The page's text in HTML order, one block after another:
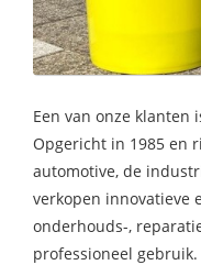
Een van onze klanten
Opgericht in 1985 en
automotive, de
verkopen innovatieve
onderhouds-,
professioneel gebruik.